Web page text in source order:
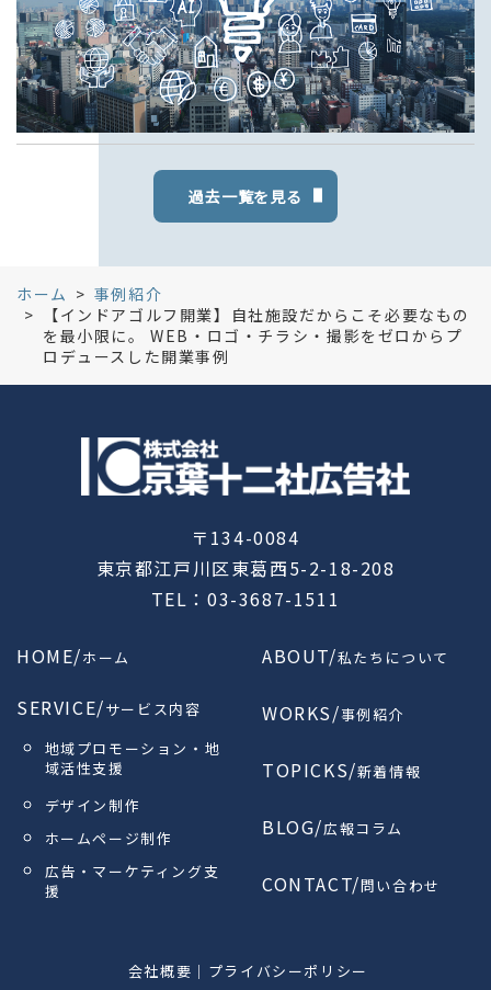
過去一覧を見る
ホーム
事例紹介
【インドアゴルフ開業】自社施設だからこそ必要なもの
を最小限に。 WEB・ロゴ・チラシ・撮影をゼロからプ
ロデュースした開業事例
〒134-0084
東京都江戸川区東葛西5-2-18-208
TEL：03-3687-1511
HOME/ホーム
SERVICE/サービス内容
地域プロモーション・地
域活性支援
デザイン制作
ホームページ制作
広告・マーケティング支
援
ABOUT/私たちについて
WORKS/事例紹介
TOPICKS/新着情報
BLOG/広報コラム
CONTACT/問い合わせ
会社概要 ｜ プライバシーポリシー